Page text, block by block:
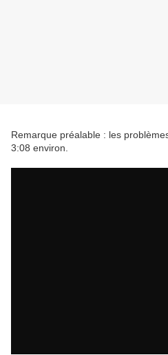
Remarque préalable : les
3:08 environ.